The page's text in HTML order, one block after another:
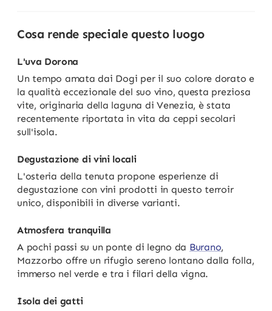
Cosa rende speciale questo luogo
L'uva Dorona
Un tempo amata dai Dogi per il suo colore dorato e
la qualità eccezionale del suo vino, questa preziosa
vite, originaria della laguna di Venezia, è stata
recentemente riportata in vita da ceppi secolari
sull'isola.
Degustazione di vini locali
L'osteria della tenuta propone esperienze di
degustazione con vini prodotti in questo terroir
unico, disponibili in diverse varianti.
Atmosfera tranquilla
A pochi passi su un ponte di legno da Burano,
Mazzorbo offre un rifugio sereno lontano dalla folla,
immerso nel verde e tra i filari della vigna.
Isola dei gatti